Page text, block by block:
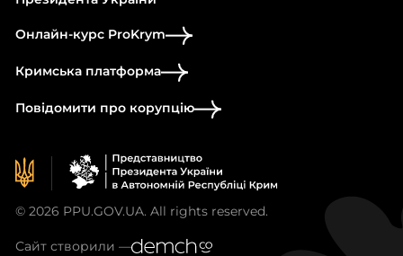
Онлайн-курс ProKrym
Кримська платформа
Повідомити про корупцію
© 2026 PPU.GOV.UA. All rights reserved.
Сайт створили —